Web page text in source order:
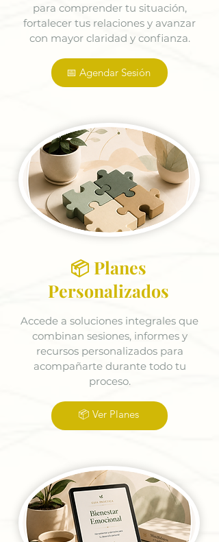
para comprender tu situación,
fortalecer tus relaciones y avanzar
con mayor claridad y confianza.
📅 Agendar Sesión
📦 Planes
Personalizados
Accede a soluciones integrales que
combinan sesiones, informes y
recursos personalizados para
acompañarte durante todo tu
proceso.
📦 Ver Planes